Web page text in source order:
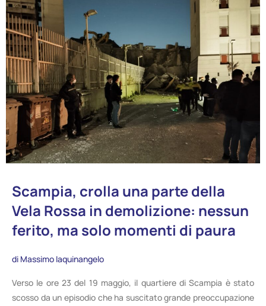
Scampia, crolla una parte della
Vela Rossa in demolizione: nessun
ferito, ma solo momenti di paura
di Massimo Iaquinangelo
Verso le ore 23 del 19 maggio, il quartiere di Scampia è stato
scosso da un episodio che ha suscitato grande preoccupazione